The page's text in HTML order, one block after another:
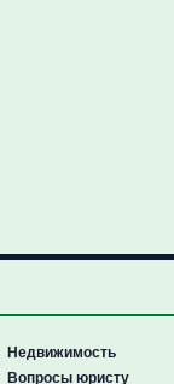
Недвижимость
Вопросы юристу